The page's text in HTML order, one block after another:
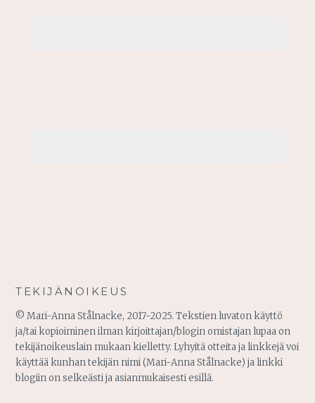
TEKIJÄNOIKEUS
© Mari-Anna Stålnacke, 2017-2025. Tekstien luvaton käyttö
ja/tai kopioiminen ilman kirjoittajan/blogin omistajan lupaa on
tekijänoikeuslain mukaan kielletty. Lyhyitä otteita ja linkkejä voi
käyttää kunhan tekijän nimi (Mari-Anna Stålnacke) ja linkki
blogiin on selkeästi ja asianmukaisesti esillä.